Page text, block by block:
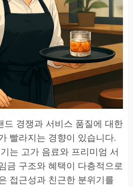
드 경쟁과 서비스 품질에 대한
빨라지는 경향이 있습니다.
는 고가 음료와 프리미엄 서
금 구조와 혜택이 다층적으로
접근성과 친근한 분위기를